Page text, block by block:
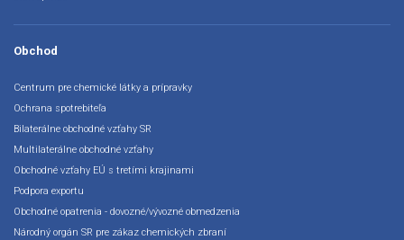
Obchod
Centrum pre chemické látky a prípravky
Ochrana spotrebiteľa
Bilaterálne obchodné vzťahy SR
Multilaterálne obchodné vzťahy
Obchodné vzťahy EÚ s tretími krajinami
Podpora exportu
Obchodné opatrenia - dovozné/vývozné obmedzenia
Národný orgán SR pre zákaz chemických zbraní